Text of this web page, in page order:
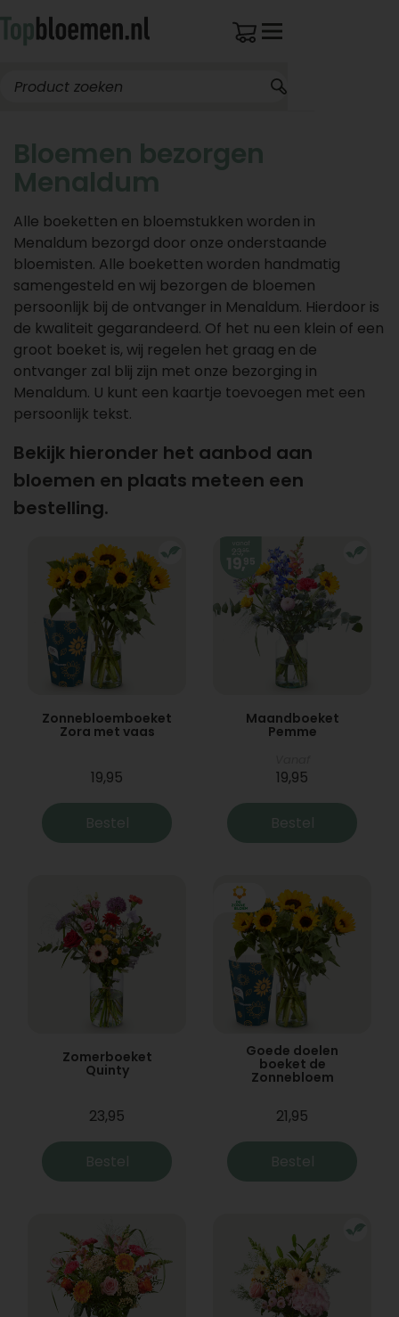
Bloemen bezorgen
Menaldum
Alle boeketten en bloemstukken worden in
Menaldum bezorgd door onze onderstaande
bloemisten. Alle boeketten worden handmatig
samengesteld en wij bezorgen de bloemen
persoonlijk bij de ontvanger in Menaldum. Hierdoor is
de kwaliteit gegarandeerd. Of het nu een klein of een
groot boeket is, wij regelen het graag en de
ontvanger zal blij zijn met onze bezorging in
Menaldum. U kunt een kaartje toevoegen met een
persoonlijk tekst.
Bekijk hieronder het aanbod aan
bloemen en plaats meteen een
bestelling.
Zonnebloemboeket
Zora met vaas
19,95
Bestel
Maandboeket
Pemme
19,95
Bestel
Zomerboeket
Quinty
23,95
Bestel
Goede doelen
boeket de
Zonnebloem
21,95
Bestel